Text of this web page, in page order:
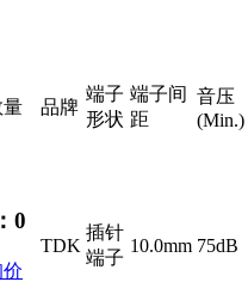
量 品牌
端子
形状
端子间
距
音压
(Min.)
0
TDK
插针
端子
10.0mm 75dB